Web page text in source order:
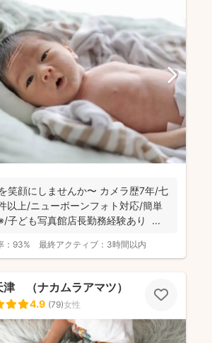
笑顔にしませんか〜 カメラ歴7年/七
以上/ニューボーンフォト対応/簡単
子ども写真館店長勤務経験あり ...
93% 最終アクティブ： 3時間以内
津 （ナカムラアマツ）
4.9 (79)女性